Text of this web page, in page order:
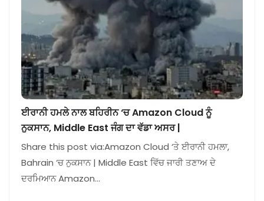
ਈਰਾਨੀ ਹਮਲੇ ਨਾਲ ਬਹਿਰੀਨ ‘ਚ Amazon Cloud ਨੂੰ
ਨੁਕਸਾਨ, Middle East ਜੰਗ ਦਾ ਵੱਡਾ ਅਸਰ |
Share this post via:Amazon Cloud ‘ਤੇ ਈਰਾਨੀ ਹਮਲਾ,
Bahrain ‘ਚ ਨੁਕਸਾਨ | Middle East ਵਿੱਚ ਜਾਰੀ ਤਣਾਅ ਦੇ
ਦਰਮਿਆਨ Amazon…